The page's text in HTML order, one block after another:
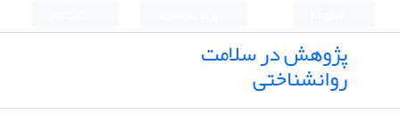
پژوهش در سلامت
روانشناختی